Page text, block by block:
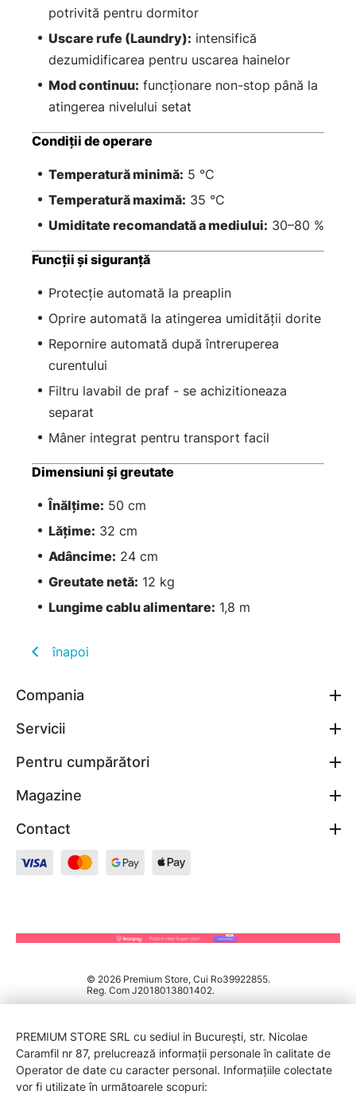
potrivită pentru dormitor
Uscare rufe (Laundry): intensifică
dezumidificarea pentru uscarea hainelor
Mod continuu: funcționare non-stop până la
atingerea nivelului setat
Condiții de operare
Temperatură minimă: 5 °C
Temperatură maximă: 35 °C
Umiditate recomandată a mediului: 30–80 %
Funcții și siguranță
Protecție automată la preaplin
Oprire automată la atingerea umidității dorite
Repornire automată după întreruperea
curentului
Filtru lavabil de praf - se achizitioneaza
separat
Mâner integrat pentru transport facil
Dimensiuni și greutate
Înălțime: 50 cm
Lățime: 32 cm
Adâncime: 24 cm
Greutate netă: 12 kg
Lungime cablu alimentare: 1,8 m
înapoi
Compania
Servicii
Pentru cumpărători
Magazine
Contact
© 2026 Premium Store, Cui Ro39922855.
Reg. Com J2018013801402.
PREMIUM STORE SRL cu sediul in București, str. Nicolae
Caramfil nr 87, prelucrează informații personale în calitate de
Operator de date cu caracter personal. Informațiile colectate
vor fi utilizate în următoarele scopuri: